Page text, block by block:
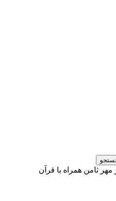
مهر ثامن همراه با قرآن